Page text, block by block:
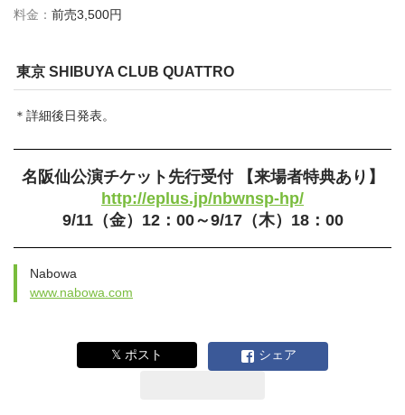
料金： 前売3,500円
東京 SHIBUYA CLUB QUATTRO
＊詳細後日発表。
名阪仙公演チケット先行受付 【来場者特典あり】
http://eplus.jp/nbwnsp-hp/
9/11（金）12：00～9/17（木）18：00
Nabowa
www.nabowa.com
𝕏 ポスト シェア